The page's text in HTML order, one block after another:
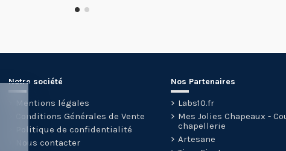
Notre société
Mentions légales
Conditions Générales de Vente
Politique de confidentialité
Nous contacter
Nos Partenaires
Labs10.fr
Mes Jolies Chapeaux -
chapellerie
Artesane